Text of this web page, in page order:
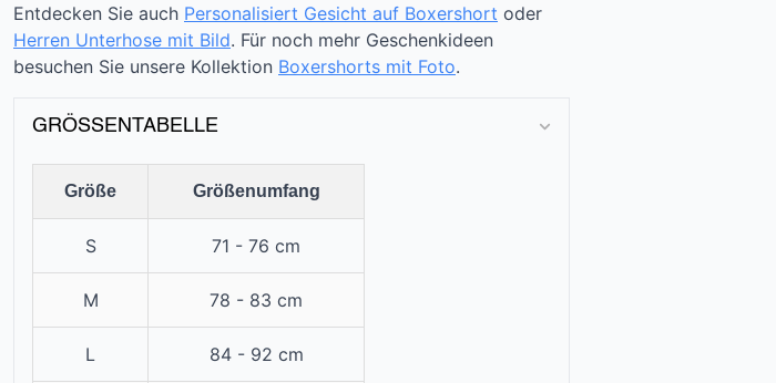
Entdecken Sie auch Personalisiert Gesicht auf Boxershort oder
Herren Unterhose mit Bild. Für noch mehr Geschenkideen
besuchen Sie unsere Kollektion Boxershorts mit Foto.
GRÖSSENTABELLE
Größe Größenumfang
S 71 - 76 cm
M 78 - 83 cm
L 84 - 92 cm